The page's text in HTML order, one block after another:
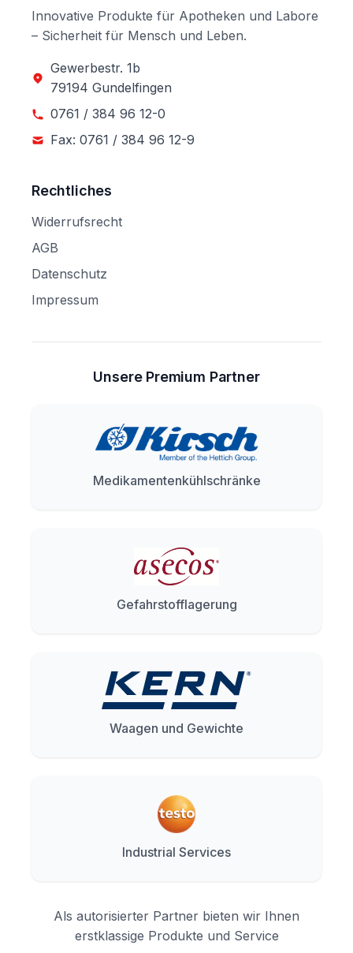
Innovative Produkte für Apotheken und Labore
– Sicherheit für Mensch und Leben.
Gewerbestr. 1b
79194 Gundelfingen
0761 / 384 96 12-0
Fax: 0761 / 384 96 12-9
Rechtliches
Widerrufsrecht
AGB
Datenschutz
Impressum
Unsere Premium Partner
Medikamentenkühlschränke
Gefahrstofflagerung
Waagen und Gewichte
Industrial Services
Als autorisierter Partner bieten wir Ihnen
erstklassige Produkte und Service